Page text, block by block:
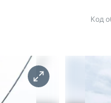
Код